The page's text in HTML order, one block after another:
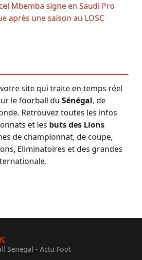
Mbemba signe en Saudi Pro
après une saison au LOSC
site qui traite en temps réel
le foorball du Sénégal, de
Retrouvez toutes les infos
et les buts des Lions
de championnat, de coupe,
Eliminatoires et des grandes
Senegal - Actu Foot